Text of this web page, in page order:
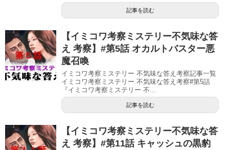
記事を読む
【イミコワ考察ミステリー不気味な答
え 考察】#第5話 オカルトバスター悪
魔召喚
イミコワ考察ミステリー 不気味な答え考察記事一覧
イミコワ考察ミステリー 不気味な答え考察#第5話
『イミコワ考察ミステリー 不...
記事を読む
【イミコワ考察ミステリー不気味な答
え 考察】#第11話 キャッシュの黒豹